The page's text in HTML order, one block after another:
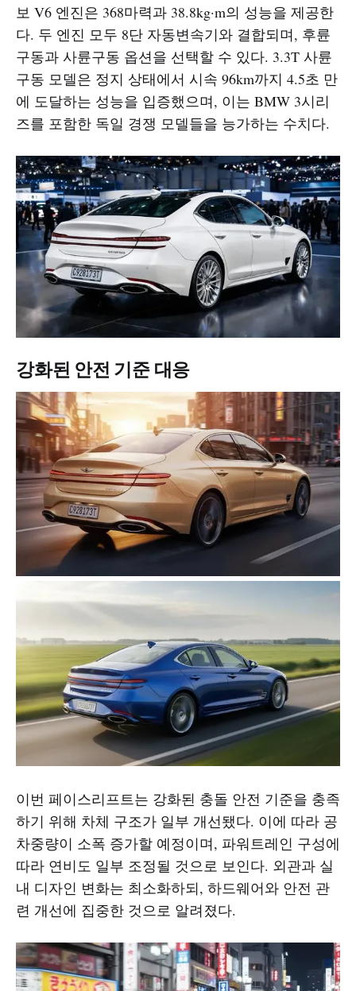
보 V6 엔진은 368마력과 38.8kg·m의 성능을 제공한
다. 두 엔진 모두 8단 자동변속기와 결합되며, 후륜
구동과 사륜구동 옵션을 선택할 수 있다. 3.3T 사륜
구동 모델은 정지 상태에서 시속 96km까지 4.5초 만
에 도달하는 성능을 입증했으며, 이는 BMW 3시리
즈를 포함한 독일 경쟁 모델들을 능가하는 수치다.​
강화된 안전 기준 대응
이번 페이스리프트는 강화된 충돌 안전 기준을 충족
하기 위해 차체 구조가 일부 개선됐다. 이에 따라 공
차중량이 소폭 증가할 예정이며, 파워트레인 구성에
따라 연비도 일부 조정될 것으로 보인다. 외관과 실
내 디자인 변화는 최소화하되, 하드웨어와 안전 관
련 개선에 집중한 것으로 알려졌다.​